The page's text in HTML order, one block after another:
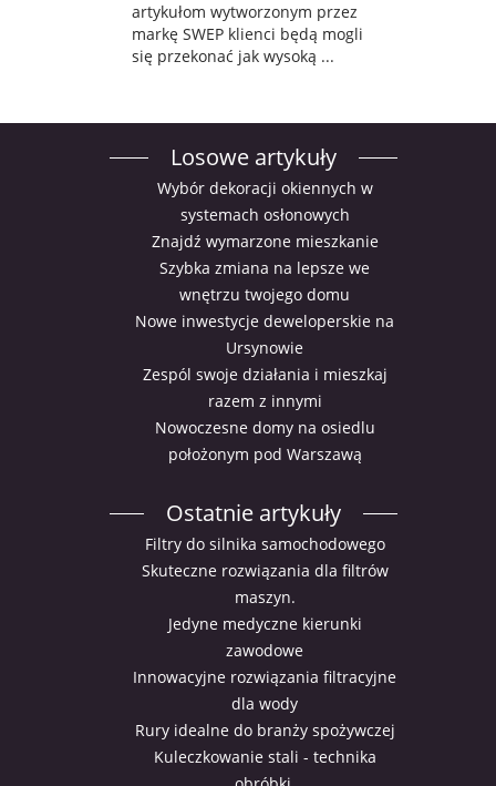
artykułom wytworzonym przez
markę SWEP klienci będą mogli
się przekonać jak wysoką ...
Losowe artykuły
Wybór dekoracji okiennych w
systemach osłonowych
Znajdź wymarzone mieszkanie
Szybka zmiana na lepsze we
wnętrzu twojego domu
Nowe inwestycje deweloperskie na
Ursynowie
Zespól swoje działania i mieszkaj
razem z innymi
Nowoczesne domy na osiedlu
położonym pod Warszawą
Ostatnie artykuły
Filtry do silnika samochodowego
Skuteczne rozwiązania dla filtrów
maszyn.
Jedyne medyczne kierunki
zawodowe
Innowacyjne rozwiązania filtracyjne
dla wody
Rury idealne do branży spożywczej
Kuleczkowanie stali - technika